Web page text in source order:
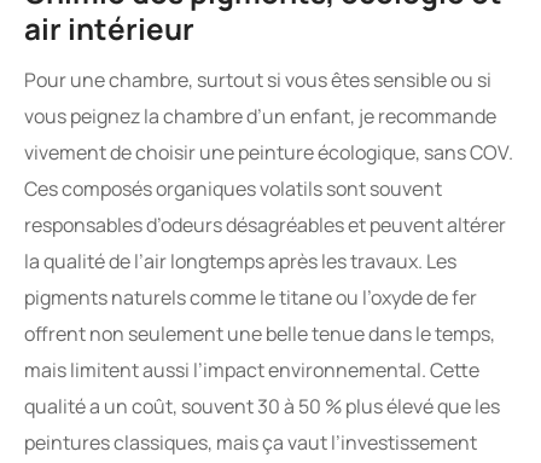
air intérieur
Pour une chambre, surtout si vous êtes sensible ou si
vous peignez la chambre d’un enfant, je recommande
vivement de choisir une peinture écologique, sans COV.
Ces composés organiques volatils sont souvent
responsables d’odeurs désagréables et peuvent altérer
la qualité de l’air longtemps après les travaux. Les
pigments naturels comme le titane ou l’oxyde de fer
offrent non seulement une belle tenue dans le temps,
mais limitent aussi l’impact environnemental. Cette
qualité a un coût, souvent 30 à 50 % plus élevé que les
peintures classiques, mais ça vaut l’investissement